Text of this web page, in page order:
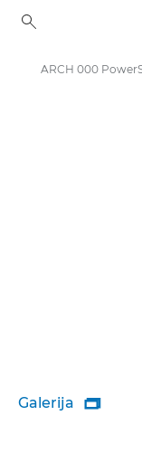
ARCH 000
Galerija 